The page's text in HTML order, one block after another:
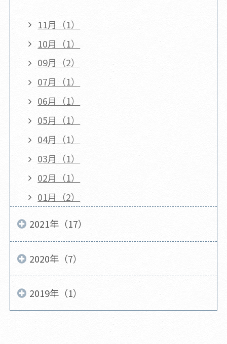
11月（1）
10月（1）
09月（2）
07月（1）
06月（1）
05月（1）
04月（1）
03月（1）
02月（1）
01月（2）
2021年（17）
2020年（7）
2019年（1）